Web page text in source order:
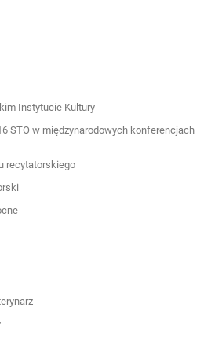
Instytucie Kultury
STO w międzynarodowych konferencjach
recytatorskiego